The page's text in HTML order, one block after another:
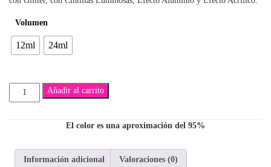
hasta
Volumen
12ml 24ml
Edgar
cantidad
Añadir al carrito
El color es una aproximación del 95%
Información adicional Valoraciones (0)